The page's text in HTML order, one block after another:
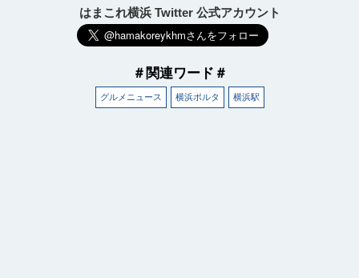
はまこれ横浜 Twitter 公式アカウント
＃関連ワード＃
グルメニュース 横浜ポルタ 横浜駅